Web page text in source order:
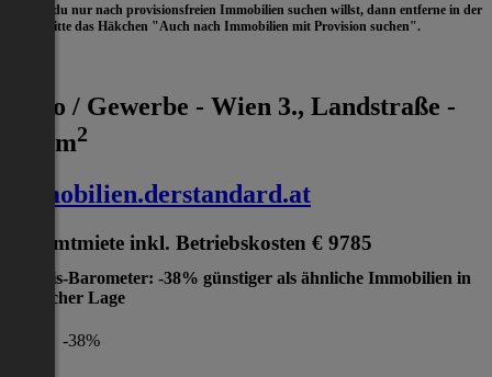
- Wenn du nur nach provisionsfreien Immobilien suchen willst, dann entferne in der
bitte das Häkchen "Auch nach Immobilien mit Provision suchen".
Büro / Gewerbe - Wien 3., Landstraße -
980 m2
immobilien.derstandard.at
Gesamtmiete inkl. Betriebskosten € 9785
Preis-Barometer: -38% günstiger als ähnliche Immobilien in
gleicher Lage
-38%